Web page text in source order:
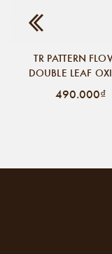
TR PATTERN
DOUBLE LEAF
490.000₫